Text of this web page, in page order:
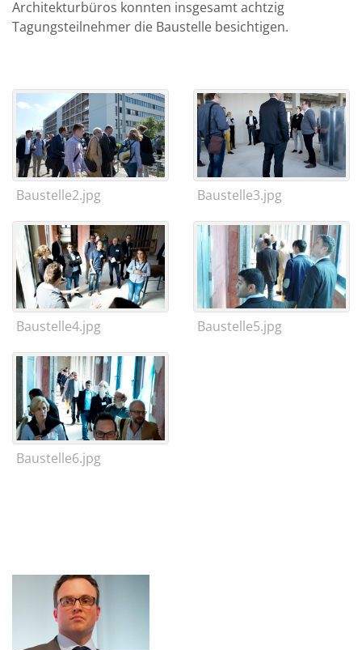
Architekturbüros konnten insgesamt achtzig
Tagungsteilnehmer die Baustelle besichtigen.
Baustelle2.jpg Baustelle3.jpg
Baustelle4.jpg Baustelle5.jpg
Baustelle6.jpg